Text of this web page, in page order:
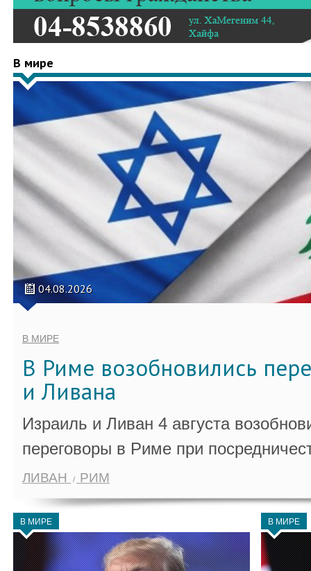
В мире
04.08.2026
В МИРЕ
В Риме возобновились
и Ливана
Израиль и Ливан 4 августа
переговоры в Риме при
ЛИВАН РИМ
В МИРЕ В МИРЕ